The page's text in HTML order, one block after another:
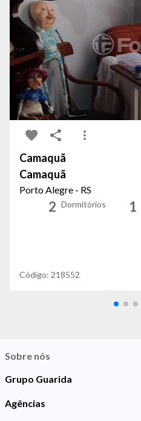
Camaquã
Camaquã
Porto Alegre - RS
2 Dormitórios 1
Código: 218552
Sobre nós
Grupo Guarida
Agências